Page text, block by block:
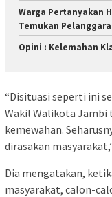
Warga Pertanyakan
Temukan
Opini : Kelemahan
“Disituasi seperti ini
Wakil Walikota Jambi
kemewahan.
dirasakan
Dia mengatakan,
masyarakat, calon-